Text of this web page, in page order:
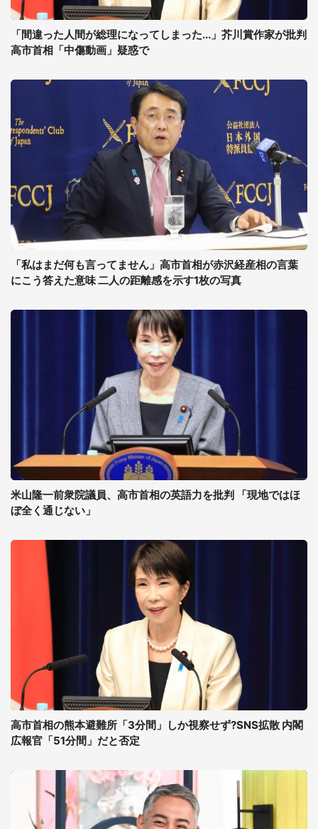
「間違った人間が総理になってしまった...」芥川賞作家が批判
高市首相「中傷動画」疑惑で
「私はまだ何も言ってません」高市首相が赤沢経産相の言葉
にこう答えた意味 二人の距離感を示す1枚の写真
米山隆一前衆院議員、高市首相の英語力を批判 「現地ではほ
ぼ全く通じない」
高市首相の熊本避難所「3分間」しか視察せず?SNS拡散 内閣
広報官「51分間」だと否定